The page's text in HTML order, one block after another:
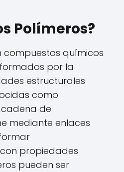
Polímeros?
compuestos químicos
por la
estructurales
como
cadena de
mediante enlaces
propiedades
pueden ser